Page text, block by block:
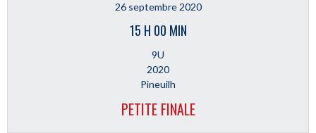
26 septembre 2020
15 H 00 MIN
9U
2020
Pineuilh
PETITE FINALE